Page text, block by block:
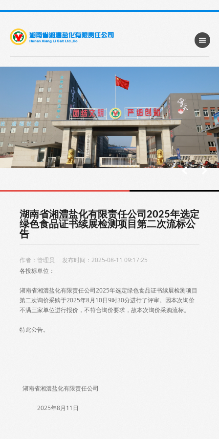
湖南省湘澧盐化有限责任公司2025年选定
绿色食品证书续展检测项目第二次流标公
告
作者：管理员 发布时间：2025-08-11 09:17:25
各投标单位：
湖南省湘澧盐化有限责任公司2025年选定绿色食品证书续展检测项目
第二次询价采购于2025年8月10日9时30分进行了评审。因本次询价
不满三家单位进行报价，不符合询价要求，故本次询价采购流标。
特此公告。
湖南省湘澧盐化有限责任公司
2025年8月11日